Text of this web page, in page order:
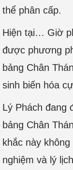
thể phân cấp.
Hiện tại… Giờ
được phương
bảng Chân
sinh biến hóa
Lý Phách đang
bảng Chân
khắc này
nghiệm và lý